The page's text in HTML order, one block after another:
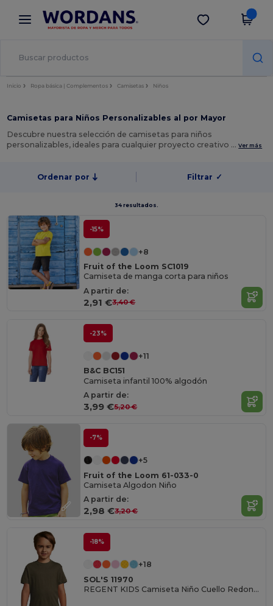
× App de Wordans
¡Mejores precios en app!
Descargar app
Inicio Ropa básica | Complementos Camisetas Niños
Camisetas para Niños Personalizables al por Mayor
Descubre nuestra selección de camisetas para niños
personalizables, ideales para cualquier proyecto creativo …Ver más
Ordenar por Filtrar ✓
34 resultados.
-15%
+8
Fruit of the Loom SC1019
Camiseta de manga corta para niños
A partir de:
2,91 €3,40 €
-23%
+11
B&C BC151
Camiseta infantil 100% algodón
A partir de:
3,99 €5,20 €
-7%
+5
Fruit of the Loom 61-033-0
Camiseta Algodon Niño
A partir de:
2,98 €3,20 €
-18%
+18
SOL'S 11970
REGENT KIDS Camiseta Niño Cuello Redondo